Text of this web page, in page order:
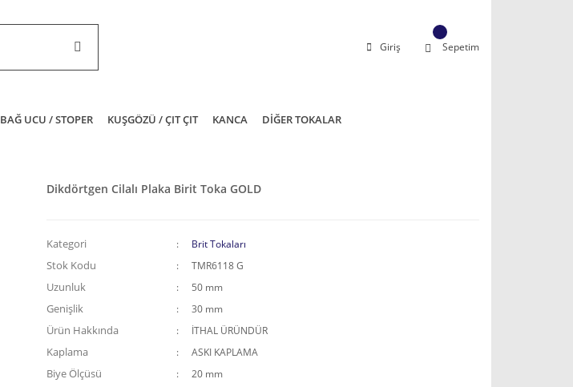
Giriş Sepetim
BAĞ UCU / STOPER KUŞGÖZÜ / ÇIT ÇIT KANCA DİĞER TOKALAR
Dikdörtgen Cilalı Plaka Birit Toka GOLD
Kategori Brit Tokaları
Stok Kodu TMR6118 G
Uzunluk 50 mm
Genişlik 30 mm
Ürün Hakkında İTHAL ÜRÜNDÜR
Kaplama ASKI KAPLAMA
Biye Ölçüsü 20 mm